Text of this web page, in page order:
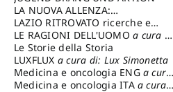
LA NUOVA ALLENZA:
ARCHITETTURA & AMBIENTE
LAZIO RITROVATO ricerche e
restauri
LE RAGIONI DELL'UOMOa cura di:
Lombardi Satriani Luigi
Le Storie della Storia
LUXFLUX a cura di: Lux Simonetta
Medicina e oncologia ENG a cura
di: Lopez Massimo
Medicina e oncologia ITA a cura